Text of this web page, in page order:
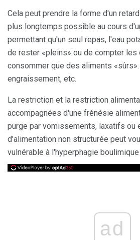
Cela peut prendre la forme d'un
plus longtemps possible au cours
permettant qu'un seul repas, l'eau
de rester «pleins» ou de compter les
consommer que des aliments «sûrs».
engraissement, etc.
La restriction et la restriction
accompagnées d'une frénésie
purge par vomissements, laxatifs ou
d'alimentation non structurée peut
vulnérable à l'hyperphagie
ad